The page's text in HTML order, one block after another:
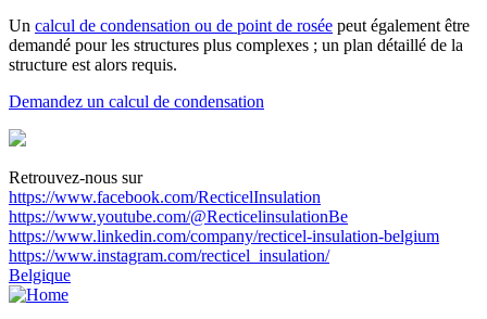
Un calcul de condensation ou de point de rosée peut également être
demandé pour les structures plus complexes ; un plan détaillé de la
structure est alors requis.
Demandez un calcul de condensation
Retrouvez-nous sur
https://www.facebook.com/RecticelInsulation
https://www.youtube.com/@RecticelinsulationBe
https://www.linkedin.com/company/recticel-insulation-belgium
https://www.instagram.com/recticel_insulation/
Belgique